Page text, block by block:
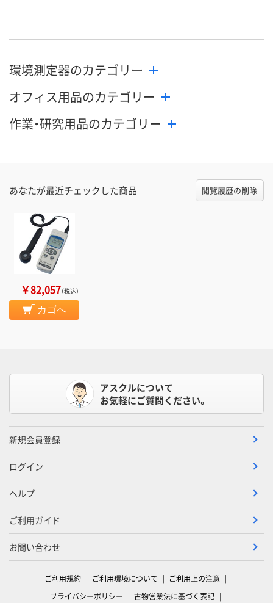
環境測定器のカテゴリー
オフィス用品のカテゴリー
作業・研究用品のカテゴリー
あなたが最近チェックした商品 閲覧履歴の削除
￥82,057（税込）
カゴへ
アスクルについて
お気軽にご質問ください。
新規会員登録
ログイン
ヘルプ
ご利用ガイド
お問い合わせ
ご利用規約 ご利用環境について
ご利用上の注意
プライバシーポリシー
古物営業法に基づく表記